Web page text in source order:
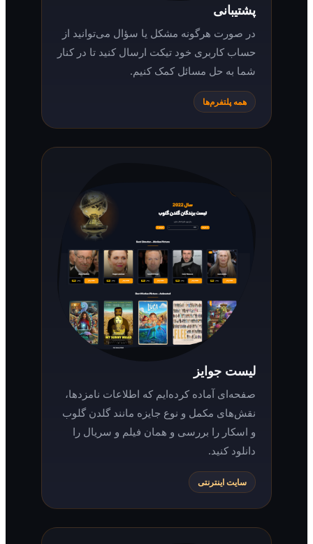
در صورت هرگونه مشکل یا سؤال می‌توانید از
حساب کاربری خود تیکت ارسال کنید تا در کنار
شما به حل مسائل کمک کنیم.
همه پلتفرم‌ها
لیست جوایز
صفحه‌ای آماده کرده‌ایم که اطلاعات نامزدها،
نقش‌های مکمل و نوع جایزه مانند گلدن گلوب
و اسکار را بررسی و همان فیلم و سریال را
سایت اینترنتی